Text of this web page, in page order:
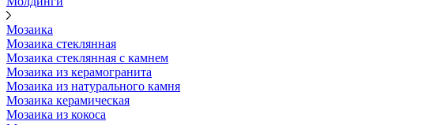
Мозаика
Мозаика стеклянная
Мозаика стеклянная с камнем
Мозаика из керамогранита
Мозаика из натурального камня
Мозаика керамическая
Мозаика из кокоса